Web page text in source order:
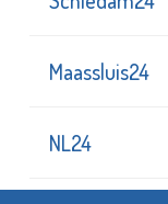
Maassluis24
NL24